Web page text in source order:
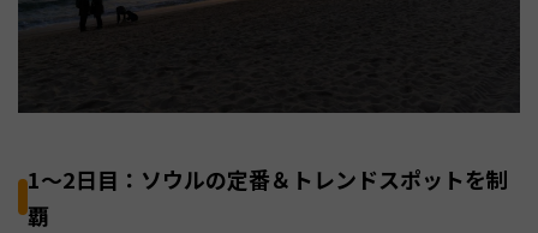
1〜2日目：ソウルの定番＆トレンドスポットを制
覇